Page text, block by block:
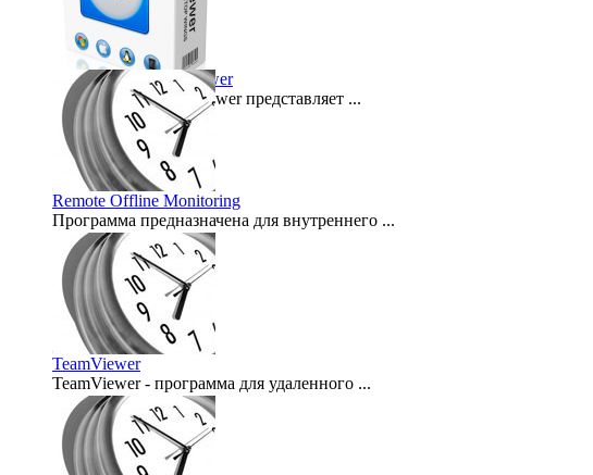
Программа Team Viewer
Программа Team Viewer представляет ...
2011-11-22
Remote Offline Monitoring
Программа предназначена для внутреннего ...
2008-06-10
TeamViewer
TeamViewer - программа для удаленного ...
2007-12-25